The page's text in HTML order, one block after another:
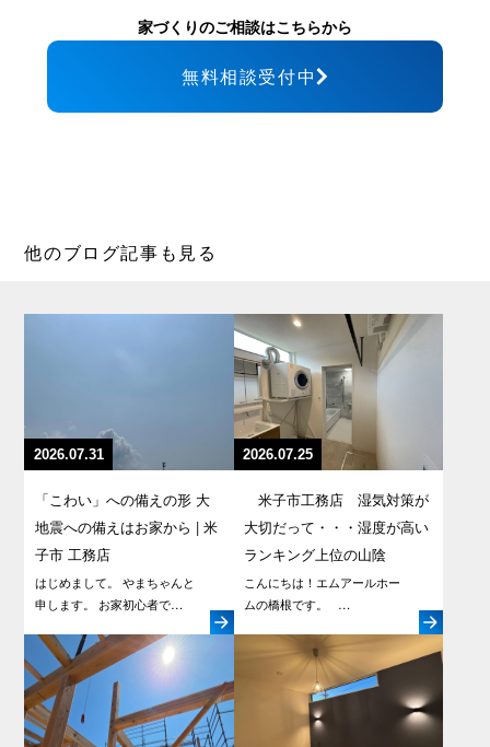
家づくりのご相談はこちらから
無料相談受付中
他のブログ記事も見る
2026.07.31
「こわい」への備えの形 大
地震への備えはお家から | 米
子市 工務店
はじめまして。 やまちゃんと
申します。 お家初心者で…
2026.07.25
米子市工務店 湿気対策が
大切だって・・・湿度が高い
ランキング上位の山陰
こんにちは！エムアールホー
ムの橋根です。 …